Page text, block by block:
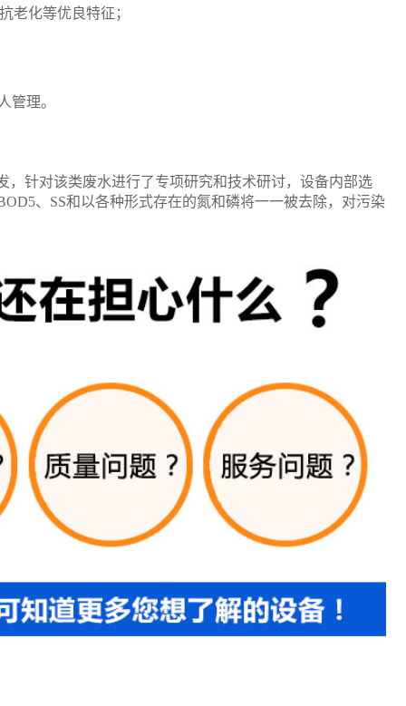
老化等优良特征；
管理。
针对该类废水进行了专项研究和技术研讨，设备内部选
、SS和以各种形式存在的氮和磷将一一被去除，对污染